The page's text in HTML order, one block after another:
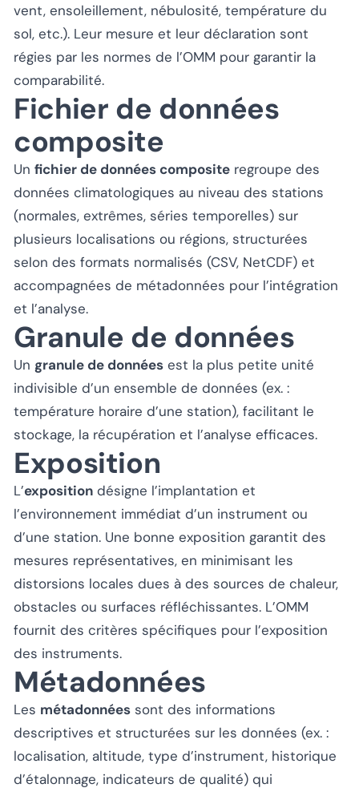
vent, ensoleillement, nébulosité, température du
sol, etc.). Leur mesure et leur déclaration sont
régies par les normes de l’OMM pour garantir la
comparabilité.
Fichier de données
composite
Un fichier de données composite regroupe des
données climatologiques au niveau des stations
(normales, extrêmes, séries temporelles) sur
plusieurs localisations ou régions, structurées
selon des formats normalisés (CSV, NetCDF) et
accompagnées de métadonnées pour l’intégration
et l’analyse.
Granule de données
Un granule de données est la plus petite unité
indivisible d’un ensemble de données (ex. :
température horaire d’une station), facilitant le
stockage, la récupération et l’analyse efficaces.
Exposition
L’exposition désigne l’implantation et
l’environnement immédiat d’un instrument ou
d’une station. Une bonne exposition garantit des
mesures représentatives, en minimisant les
distorsions locales dues à des sources de chaleur,
obstacles ou surfaces réfléchissantes. L’OMM
fournit des critères spécifiques pour l’exposition
des instruments.
Métadonnées
Les métadonnées sont des informations
descriptives et structurées sur les données (ex. :
localisation, altitude, type d’instrument, historique
d’étalonnage, indicateurs de qualité) qui